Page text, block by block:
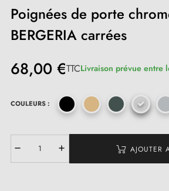
Poignées de porte
BERGERIA carrées
68,00 €TTCLivraison prévue entre
COULEURS :
AJOUTER